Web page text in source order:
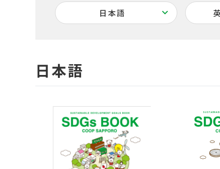
日本語